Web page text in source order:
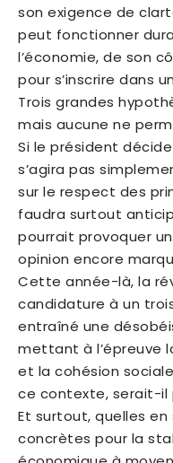
son exigence de
peut fonctionner
l’économie, de son
pour s’inscrire dans
Trois grandes
mais aucune ne
Si le président
s’agira pas
sur le respect des
faudra surtout
pourrait provoquer
opinion encore
Cette année-là, la
candidature à un
entraîné une
mettant à l’épreuve
et la cohésion
ce contexte, serait-il
Et surtout, quelles
concrètes pour la